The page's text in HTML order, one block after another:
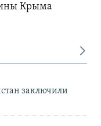
Крыма
заключили